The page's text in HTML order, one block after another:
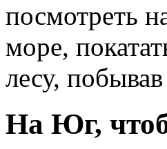
посмотреть
море,
лесу,
На Юг,